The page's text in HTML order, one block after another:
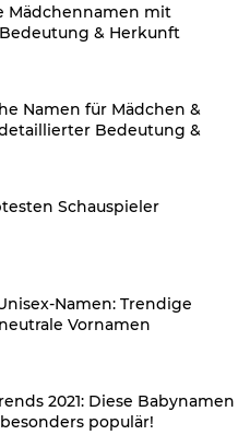
Mädchennamen mit
& Herkunft
Namen für Mädchen &
Bedeutung &
Schauspieler
Namen: Trendige
Vornamen
2021: Diese Babynamen
populär!